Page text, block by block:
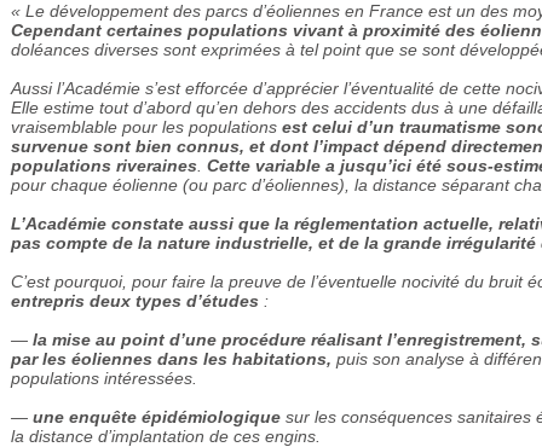
« Le développement des parcs d’éoliennes en France est un des
Cependant certaines populations vivant à proximité des
doléances diverses sont exprimées à tel point que se sont
Aussi l’Académie s’est efforcée d’apprécier l’éventualité de cette
Elle estime tout d’abord qu’en dehors des accidents dus à une
vraisemblable pour les populations est celui d’un traumatisme
survenue sont bien connus, et dont l’impact dépend
populations riveraines Cette variable a jusqu’ici été sous-
pour chaque éolienne (ou parc d’éoliennes), la distance séparant
L’Académie constate aussi que la réglementation actuelle,
pas compte de la nature industrielle, et de la grande
C’est pourquoi, pour faire la preuve de l’éventuelle nocivité du bruit
entrepris deux types d’études :
— la mise au point d’une procédure réalisant
par les éoliennes dans les habitations, puis son analyse à
populations intéressées.
— une enquête épidémiologique sur les conséquences sanitaires
la distance d’implantation de ces engins.